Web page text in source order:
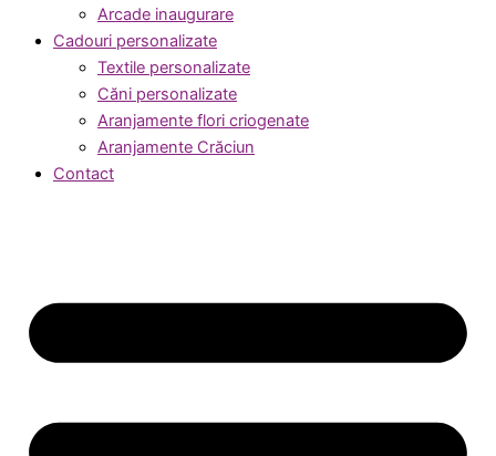
Arcade inaugurare
Cadouri personalizate
Textile personalizate
Căni personalizate
Aranjamente flori criogenate
Aranjamente Crăciun
Contact